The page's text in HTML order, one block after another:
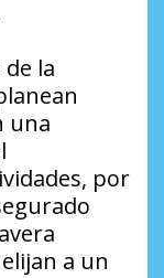
la
una
por
a un